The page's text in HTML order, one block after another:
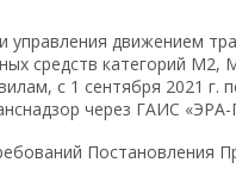
движением
средств категорий М2,
с 1 сентября 2021 г.
через ГАИС
Постановления